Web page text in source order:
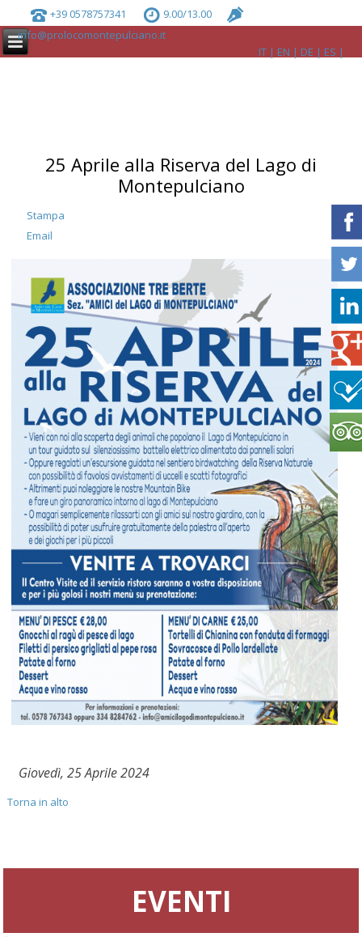
+39 0578757341
9.00/13.00
info@prolocomontepulciano.it
IT
EN DE ES
25 Aprile alla Riserva del Lago di
Montepulciano
Stampa
Email
Giovedì, 25 Aprile 2024
Torna in alto
EVENTI